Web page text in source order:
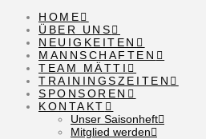
HOME
ÜBER UNS
NEUIGKEITEN
MANNSCHAFTEN
TEAM MÄTTI
TRAININGSZEITEN
SPONSOREN
KONTAKT
Unser Saisonheft
Mitglied werden